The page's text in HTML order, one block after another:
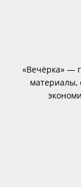
«Вечёрка» —